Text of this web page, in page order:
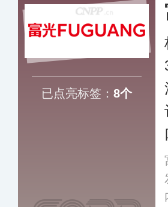
已点亮标签： 8个